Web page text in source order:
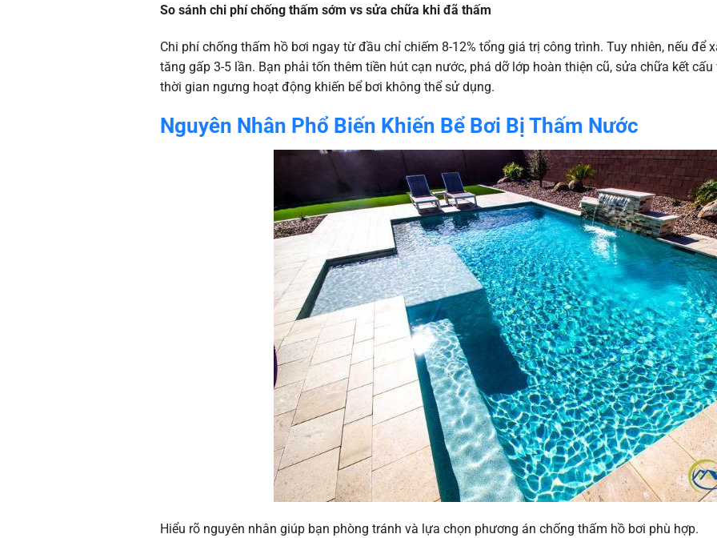
So sánh chi phí chống thấm sớm vs sửa chữa khi đã thấm
Chi phí chống thấm hồ bơi ngay từ đầu chỉ chiếm 8-12% tổng giá trị công trình. Tuy nhiên, nếu để
tăng gấp 3-5 lần. Bạn phải tốn thêm tiền hút cạn nước, phá dỡ lớp hoàn thiện cũ, sửa chữa kết
thời gian ngưng hoạt động khiến bể bơi không thể sử dụng.
Nguyên Nhân Phổ Biến Khiến Bể Bơi Bị Thấm Nước
Hiểu rõ nguyên nhân giúp bạn phòng tránh và lựa chọn phương án chống thấm hồ bơi phù hợp.